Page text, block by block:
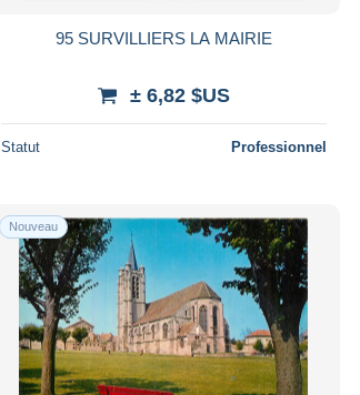
95 SURVILLIERS LA MAIRIE
± 6,82 $US
Statut Professionnel
Nouveau